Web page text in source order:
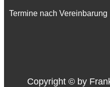
Termine nach Vereinbarung
Copyright © by